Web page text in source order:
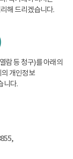
해 드리겠습니다.
람 등 청구)를 아래의
개인정보
니다.